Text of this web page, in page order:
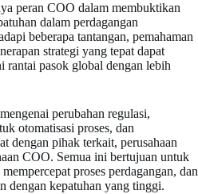
peran COO dalam membuktikan
dalam perdagangan
beberapa tantangan, pemahaman
strategi yang tepat dapat
rantai pasok global dengan lebih
perubahan regulasi,
otomatisasi proses, dan
dengan pihak terkait, perusahaan
COO. Semua ini bertujuan untuk
proses perdagangan, dan
dengan kepatuhan yang tinggi.